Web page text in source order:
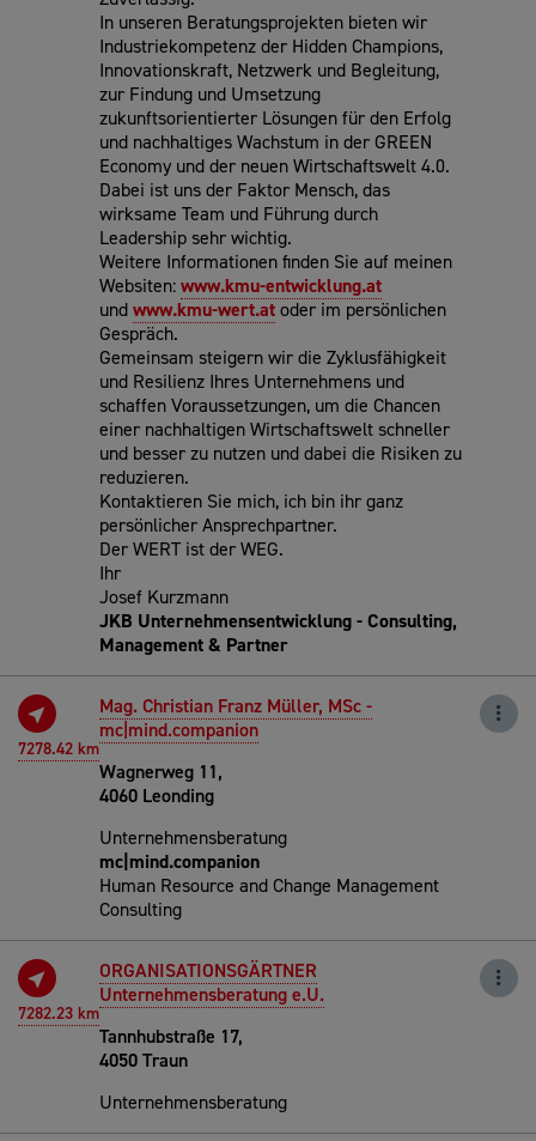
In unseren Beratungsprojekten bieten wir
Industriekompetenz der Hidden Champions,
Innovationskraft, Netzwerk und Begleitung,
zur Findung und Umsetzung
zukunftsorientierter Lösungen für den Erfolg
und nachhaltiges Wachstum in der GREEN
Economy und der neuen Wirtschaftswelt 4.0.
Dabei ist uns der Faktor Mensch, das
wirksame Team und Führung durch
Leadership sehr wichtig.
Weitere Informationen finden Sie auf meinen
Websiten:www.kmu-entwicklung.at
undwww.kmu-wert.atoder im persönlichen
Gespräch.
Gemeinsam steigern wir die Zyklusfähigkeit
und Resilienz Ihres Unternehmens und
schaffen Voraussetzungen, um die Chancen
einer nachhaltigen Wirtschaftswelt schneller
und besser zu nutzen und dabei die Risiken zu
reduzieren.
Kontaktieren Sie mich, ich bin ihr ganz
persönlicher Ansprechpartner.
Der WERT ist der WEG.
Ihr
Josef Kurzmann
JKB Unternehmensentwicklung - Consulting,
Management & Partner
7278.42 km
Mag. Christian Franz Müller, MSc -
mc|mind.companion
Wagnerweg 11,
4060 Leonding
Unternehmensberatung
mc|mind.companion
Human Resource and Change Management
Consulting
7282.23 km
ORGANISATIONSGÄRTNER
Unternehmensberatung e.U.
Tannhubstraße 17,
4050 Traun
Unternehmensberatung